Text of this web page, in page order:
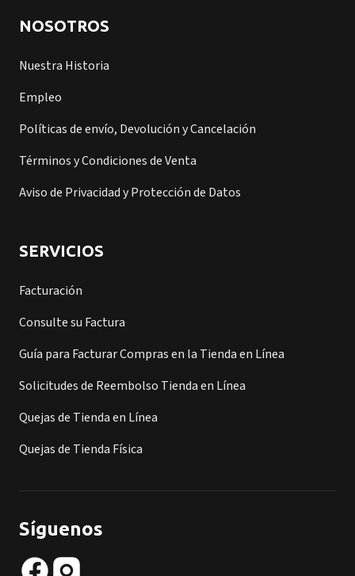
NOSOTROS
Nuestra Historia
Empleo
Políticas de envío, Devolución y Cancelación
Términos y Condiciones de Venta
Aviso de Privacidad y Protección de Datos
SERVICIOS
Facturación
Consulte su Factura
Guía para Facturar Compras en la Tienda en Línea
Solicitudes de Reembolso Tienda en Línea
Quejas de Tienda en Línea
Quejas de Tienda Física
Síguenos